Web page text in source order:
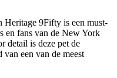
Heritage 9Fifty is een must-
en fans van de New York
detail is deze pet de
van een van de meest